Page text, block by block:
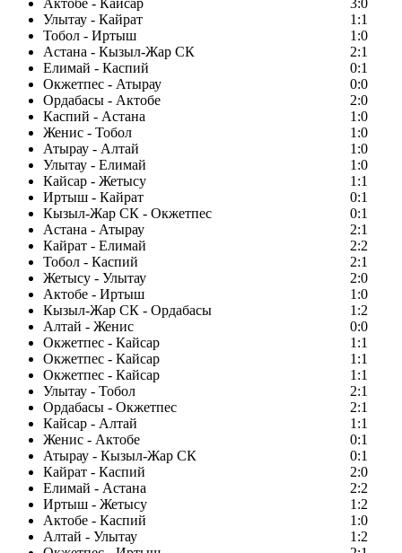
Актобе - Кайсар
3:0
Улытау - Кайрат
1:1
Тобол - Иртыш
1:0
Астана - Кызыл-Жар СК
2:1
Елимай - Каспий
0:1
Окжетпес - Атырау
0:0
Ордабасы - Актобе
2:0
Каспий - Астана
1:0
Женис - Тобол
1:0
Атырау - Алтай
1:0
Улытау - Елимай
1:0
Кайсар - Жетысу
1:1
Иртыш - Кайрат
0:1
Кызыл-Жар СК - Окжетпес
0:1
Астана - Атырау
2:1
Кайрат - Елимай
2:2
Тобол - Каспий
2:1
Жетысу - Улытау
2:0
Актобе - Иртыш
1:0
Кызыл-Жар СК - Ордабасы
1:2
Алтай - Женис
0:0
Окжетпес - Кайсар
1:1
Окжетпес - Кайсар
1:1
Окжетпес - Кайсар
1:1
Улытау - Тобол
2:1
Ордабасы - Окжетпес
2:1
Кайсар - Алтай
1:1
Женис - Актобе
0:1
Атырау - Кызыл-Жар СК
0:1
Кайрат - Каспий
2:0
Елимай - Астана
2:2
Иртыш - Жетысу
1:2
Актобе - Каспий
1:0
Алтай - Улытау
1:2